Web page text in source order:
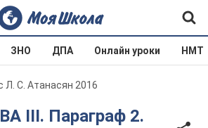
ЗНО ДПА Онлайн уроки НМТ
Л. С. Атанасян 2016